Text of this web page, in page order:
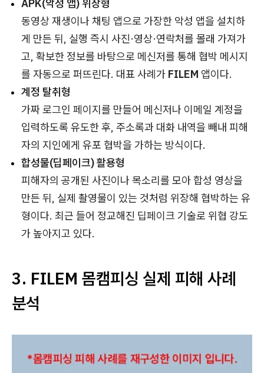
APK(악성 앱) 위장형
동영상 재생이나 채팅 앱으로 가장한 악성 앱을 설치하
게 만든 뒤, 실행 즉시 사진·영상·연락처를 몰래 가져가
고, 확보한 정보를 바탕으로 메신저를 통해 협박 메시지
를 자동으로 퍼뜨린다. 대표 사례가 FILEM 앱이다.
계정 탈취형
가짜 로그인 페이지를 만들어 메신저나 이메일 계정을
입력하도록 유도한 후, 주소록과 대화 내역을 빼내 피해
자의 지인에게 유포 협박을 가하는 방식이다.
합성물(딥페이크) 활용형
피해자의 공개된 사진이나 목소리를 모아 합성 영상을
만든 뒤, 실제 촬영물이 있는 것처럼 위장해 협박하는 유
형이다. 최근 들어 정교해진 딥페이크 기술로 위협 강도
가 높아지고 있다.
3. FILEM 몸캠피싱 실제 피해 사례
분석